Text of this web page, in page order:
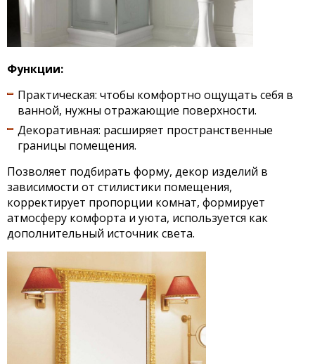
Функции:
Практическая: чтобы комфортно ощущать себя в
ванной, нужны отражающие поверхности.
Декоративная: расширяет пространственные
границы помещения.
Позволяет подбирать форму, декор изделий в
зависимости от стилистики помещения,
корректирует пропорции комнат, формирует
атмосферу комфорта и уюта, используется как
дополнительный источник света.